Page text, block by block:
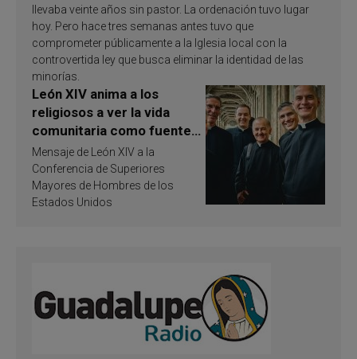
llevaba veinte años sin pastor. La ordenación tuvo lugar
hoy. Pero hace tres semanas antes tuvo que
comprometer públicamente a la Iglesia local con la
controvertida ley que busca eliminar la identidad de las
minorías.
León XIV anima a los
religiosos a ver la vida
comunitaria como fuente
de inspiración y
santificación
Mensaje de León XIV a la
Conferencia de Superiores
Mayores de Hombres de los
Estados Unidos